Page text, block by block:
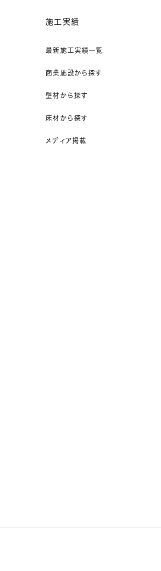
施工実績
最新施工実績一覧
商業施設から探す
壁材から探す
床材から探す
メディア掲載